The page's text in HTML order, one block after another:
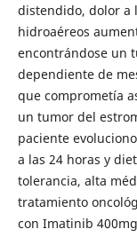
distendido, dolor a
hidroaéreos
encontrándose un
dependiente de
que comprometía
un tumor del
paciente
a las 24 horas y
tolerancia, alta
tratamiento
con Imatinib